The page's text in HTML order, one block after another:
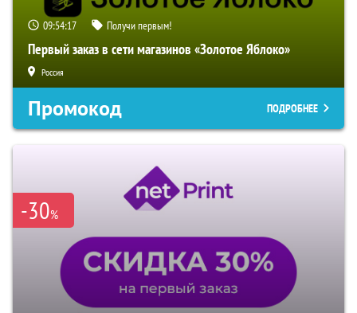
09:54:16 Получи первым!
Первый заказ в сети магазинов «Золотое Яблоко»
Россия
Промокод ПОДРОБНЕЕ
-30%